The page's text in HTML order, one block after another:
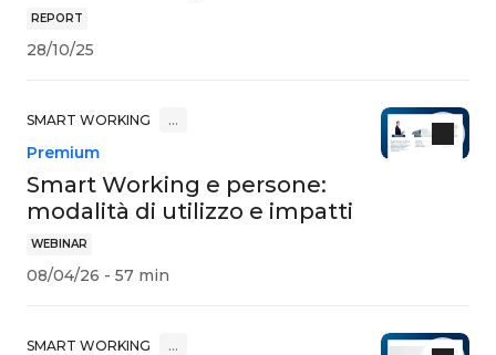
REPORT
28/10/25
SMART WORKING …
WEBINAR
Smart Working e persone:
modalità di utilizzo e impatti
Premium
08/04/26 - 57 min
SMART WORKING …